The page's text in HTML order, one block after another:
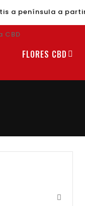
a península a
FLORES CBD
